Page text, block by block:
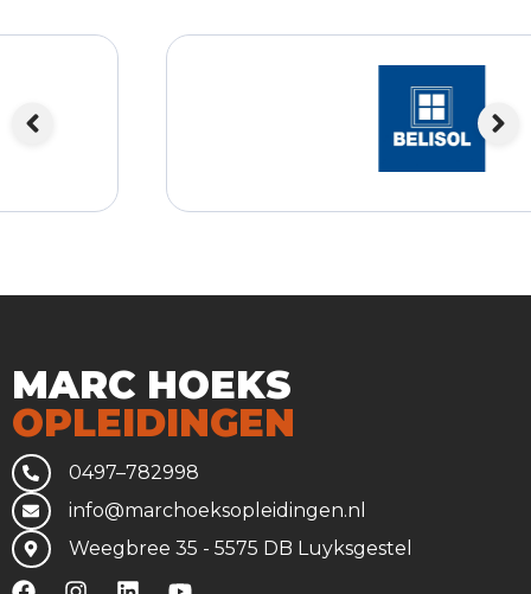
MARC HOEKS
OPLEIDINGEN
0497–782998
info@marchoeksopleidingen.nl
Weegbree 35 - 5575 DB Luyksgestel